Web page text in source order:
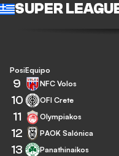
SUPER
Posición
Equipo
9 NFC Volos
10 OFI Crete
11 Olympiakos
12 PAOK Salónica
13 Panathinaikos